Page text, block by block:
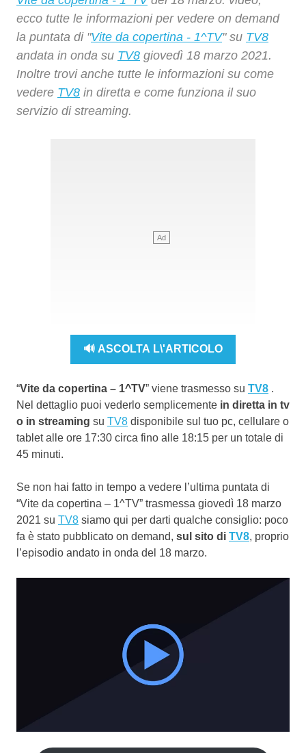
ecco tutte le informazioni per vedere on demand
la puntata di "Vite da copertina - 1^TV" su TV8
andata in onda su TV8 giovedì 18 marzo 2021.
Inoltre trovi anche tutte le informazioni su come
vedere TV8 in diretta e come funziona il suo
servizio di streaming.
🔊 ASCOLTA L\'ARTICOLO
“Vite da copertina – 1^TV” viene trasmesso su TV8 .
Nel dettaglio puoi vederlo semplicemente in diretta in tv
o in streaming su TV8 disponibile sul tuo pc, cellulare o
tablet alle ore 17:30 circa fino alle 18:15 per un totale di
45 minuti.
Se non hai fatto in tempo a vedere l’ultima puntata di
“Vite da copertina – 1^TV” trasmessa giovedì 18 marzo
2021 su TV8 siamo qui per darti qualche consiglio: poco
fa è stato pubblicato on demand, sul sito di TV8, proprio
l’episodio andato in onda del 18 marzo.